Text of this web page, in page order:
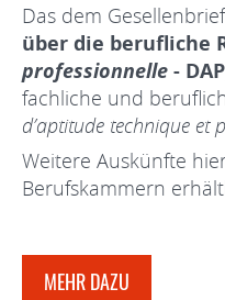
Das dem
über die berufliche
professionnelle -
fachliche und
d’aptitude technique et
Weitere Auskünfte
Berufskammern
MEHR DAZU